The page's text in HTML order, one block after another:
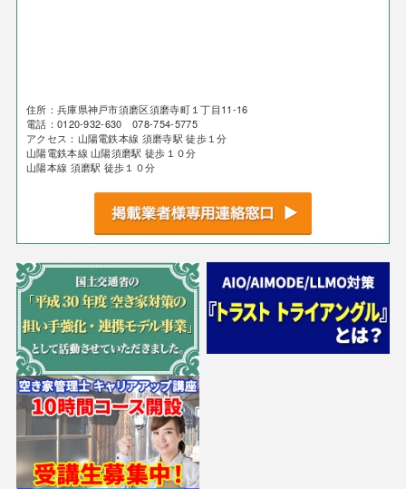
住所：兵庫県神戸市須磨区須磨寺町１丁目11-16
電話：0120-932-630 078-754-5775
アクセス：山陽電鉄本線 須磨寺駅 徒歩１分
山陽電鉄本線 山陽須磨駅 徒歩１０分
山陽本線 須磨駅 徒歩１０分